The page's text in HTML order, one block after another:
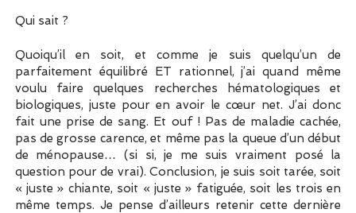
Qui sait ?
Quoiqu’il en soit, et comme je suis quelqu’un de
parfaitement équilibré ET rationnel, j’ai quand même
voulu faire quelques recherches hématologiques et
biologiques, juste pour en avoir le cœur net. J’ai donc
fait une prise de sang. Et ouf ! Pas de maladie cachée,
pas de grosse carence, et même pas la queue d’un début
de ménopause… (si si, je me suis vraiment posé la
question pour de vrai). Conclusion, je suis soit tarée, soit
« juste » chiante, soit « juste » fatiguée, soit les trois en
même temps. Je pense d’ailleurs retenir cette dernière